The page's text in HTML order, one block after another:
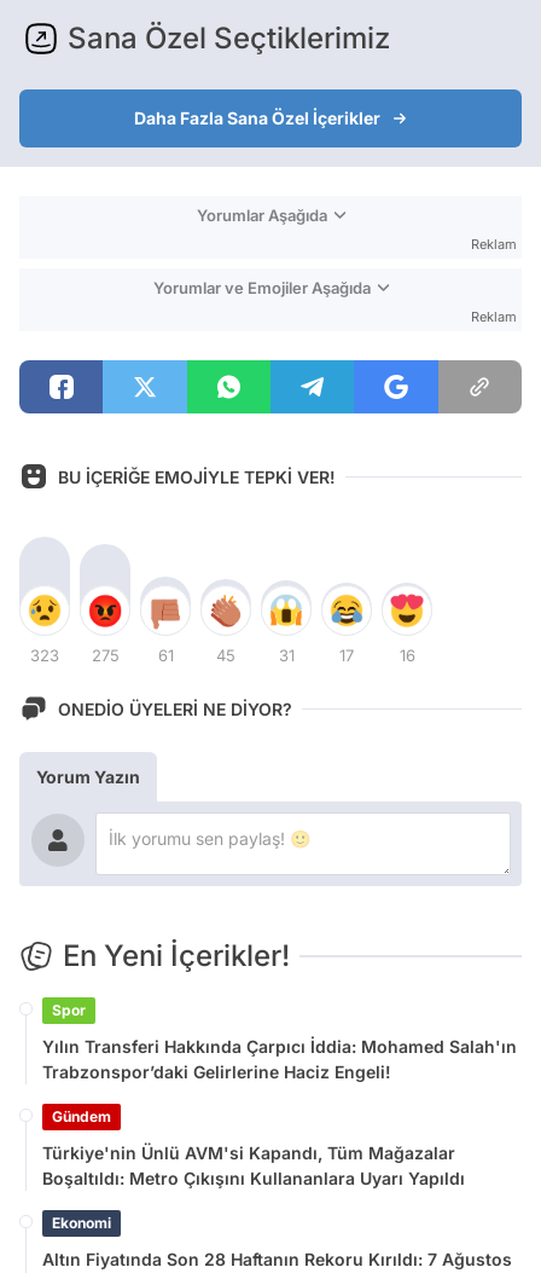
Sana Özel Seçtiklerimiz
Daha Fazla Sana Özel İçerikler
Yorumlar Aşağıda
Reklam
Yorumlar ve Emojiler Aşağıda
Reklam
BU İÇERİĞE EMOJİYLE TEPKİ VER!
323 275 61 45 31 17 16
ONEDİO ÜYELERİ NE DİYOR?
Yorum Yazın
En Yeni İçerikler!
Spor
Yılın Transferi Hakkında Çarpıcı İddia: Mohamed Salah'ın
Trabzonspor’daki Gelirlerine Haciz Engeli!
Gündem
Türkiye'nin Ünlü AVM'si Kapandı, Tüm Mağazalar
Boşaltıldı: Metro Çıkışını Kullananlara Uyarı Yapıldı
Ekonomi
Altın Fiyatında Son 28 Haftanın Rekoru Kırıldı: 7 Ağustos